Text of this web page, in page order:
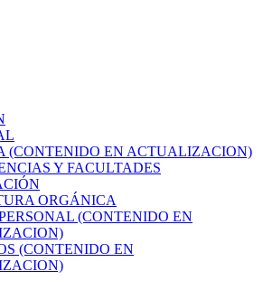
(CONTENIDO EN ACTUALIZACION)
Y FACULTADES
ORGÁNICA
(CONTENIDO EN
(CONTENIDO EN